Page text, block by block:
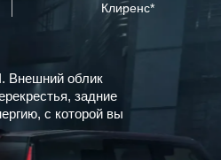
Клиренс*
Внешний облик
задние
с которой вы